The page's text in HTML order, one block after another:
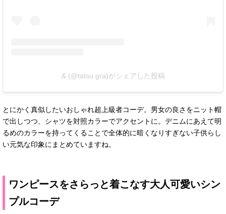
& (@tatsu.gra)がシェアした投稿
とにかく真似したいおしゃれ超上級者コーデ。男女の良さをニット帽
で出しつつ、シャツを対照カラーでアクセントに。デニムにあえて明
るめのカラーを持ってくることで全体的に暗くなりすぎない子供らし
い元気な印象にまとめていますね。
ワンピースをさらっと着こなす大人可愛いシン
プルコーデ